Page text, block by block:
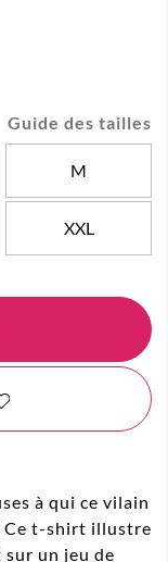
Guide des tailles
M
XXL
à qui ce vilain
Ce t-shirt illustre
un jeu de